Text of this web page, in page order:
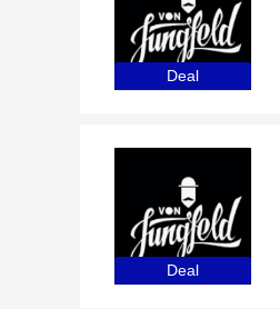
Deal
Deal